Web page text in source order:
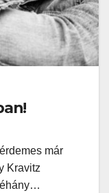
már
Kravitz